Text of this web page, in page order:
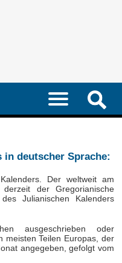
in deutscher Sprache:
Der weltweit am
der Gregorianische
Julianischen Kalenders
ausgeschrieben oder
meisten Teilen Europas, der
angegeben, gefolgt vom